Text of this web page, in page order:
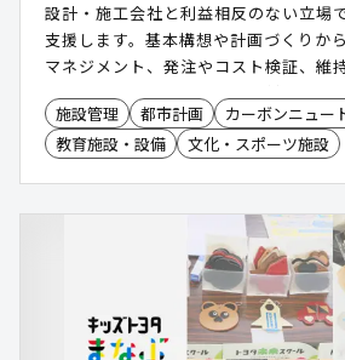
設計・施工会社と利益相反のない立場
支援します。基本構想や計画づくりか
マネジメント、発注やコスト検証、維
施設マネジメントまで幅広く対応。建
上げから推進、保有施設の運用・管理ま
サイクル全体を伴走し、専門性を補完。
施設管理 都市計画
カーボンニュー
教育施設・設備
文化・スポーツ施設